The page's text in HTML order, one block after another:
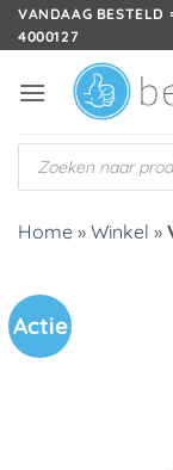
Ga
naar
VANDAAG BESTELD
4000127
Producten
zoeken
Home » Winkel »
Actie